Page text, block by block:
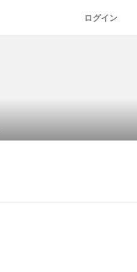
ログイン